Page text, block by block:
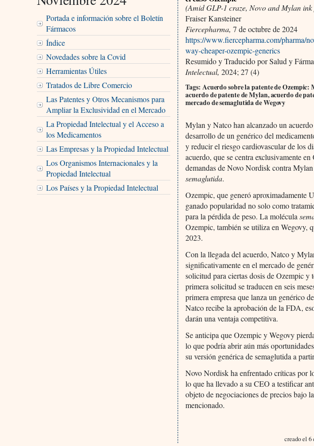
Portada e información sobre el Boletín
Fármacos
Índice
Novedades sobre la Covid
Herramientas Útiles
Tratados de Libre Comercio
Las Patentes y Otros Mecanismos para
Ampliar la Exclusividad en el Mercado
La Propiedad Intelectual y el Acceso a
los Medicamentos
Las Empresas y la Propiedad Intelectual
Los Organismos Internacionales y la
Propiedad Intelectual
Los Países y la Propiedad Intelectual
(Amid GLP-1 craze, Novo and Mylan ink
Fraiser Kansteiner
Fiercepharma, 7 de octubre de 2024
https://www.fiercepharma.com/pharma/
way-cheaper-ozempic-generics
Resumido y Traducido por Salud y
Intelectual, 2024; 27 (4)
Tags: Acuerdo sobre la patente de
acuerdo de patente de Mylan, acuerdo de
mercado de semaglutida de Wegovy
Mylan y Natco han alcanzado un
desarrollo de un genérico del
y reducir el riesgo cardiovascular de los
acuerdo, que se centra exclusivamente
demandas de Novo Nordisk contra
semaglutida.
Ozempic, que generó aproximadamente
ganado popularidad no solo como
para la pérdida de peso. La molécula
Ozempic, también se utiliza en Wegovy,
2023.
Con la llegada del acuerdo, Natco y
significativamente en el mercado de
solicitud para ciertas dosis de Ozempic y
primera solicitud se traducen en seis
primera empresa que lanza un genérico
Natco recibe la aprobación de la FDA,
darán una ventaja competitiva.
Se anticipa que Ozempic y Wegovy
lo que podría abrir aún más
su versión genérica de semaglutida a
Novo Nordisk ha enfrentado críticas por
lo que ha llevado a su CEO a testificar
objeto de negociaciones de precios bajo
mencionado.
creado el 6